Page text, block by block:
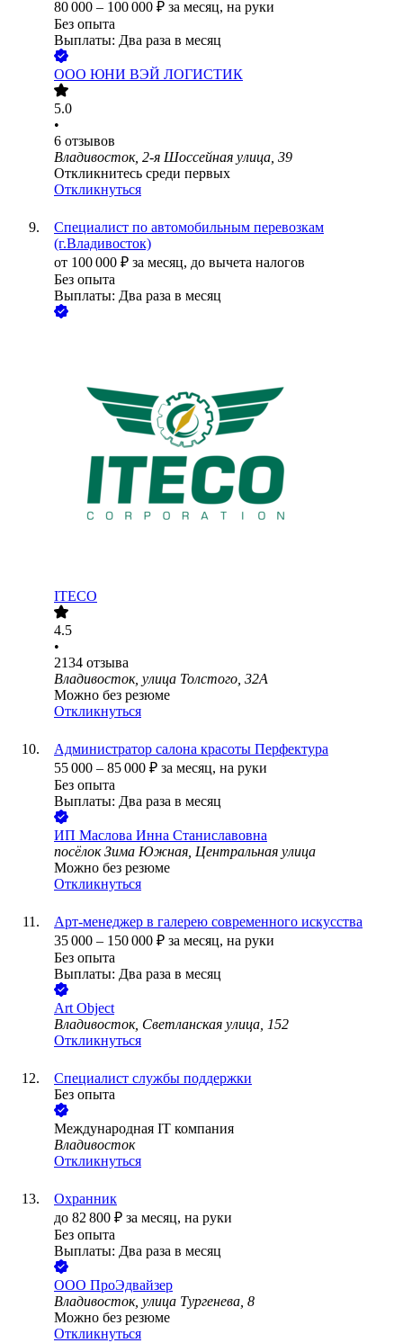
80 000 – 100 000 ₽ за месяц, на руки
Без опыта
Выплаты: Два раза в месяц
ООО ЮНИ ВЭЙ ЛОГИСТИК
5.0
•
6 отзывов
Владивосток, 2-я Шоссейная улица, 39
Откликнитесь среди первых
Откликнуться
Специалист по автомобильным перевозкам
(г.Владивосток)
от 100 000 ₽ за месяц, до вычета налогов
Без опыта
Выплаты: Два раза в месяц
ITECO
4.5
•
2134 отзыва
Владивосток, улица Толстого, 32А
Можно без резюме
Откликнуться
Администратор салона красоты Перфектура
55 000 – 85 000 ₽ за месяц, на руки
Без опыта
Выплаты: Два раза в месяц
ИП Маслова Инна Станиславовна
посёлок Зима Южная, Центральная улица
Можно без резюме
Откликнуться
Арт-менеджер в галерею современного искусства
35 000 – 150 000 ₽ за месяц, на руки
Без опыта
Выплаты: Два раза в месяц
Art Object
Владивосток, Светланская улица, 152
Откликнуться
Специалист службы поддержки
Без опыта
Международная IT компания
Владивосток
Откликнуться
Охранник
до 82 800 ₽ за месяц, на руки
Без опыта
Выплаты: Два раза в месяц
ООО ПроЭдвайзер
Владивосток, улица Тургенева, 8
Можно без резюме
Откликнуться